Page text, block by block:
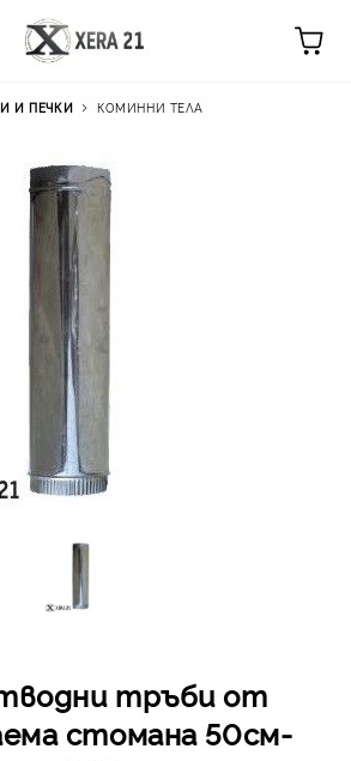
И ПЕЧКИ КОМИННИ ТЕЛА
тръби от
стомана 50см-
Цена на продукта: